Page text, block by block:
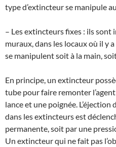
type d’extincteur se manipule
– Les extincteurs fixes : ils sont
muraux, dans les locaux où il y
se manipulent soit à la main,
En principe, un extincteur
tube pour faire remonter
lance et une poignée.
dans les extincteurs est
permanente, soit par une
Un extincteur qui ne fait pas